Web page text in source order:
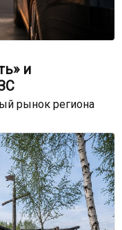
и
рынок региона